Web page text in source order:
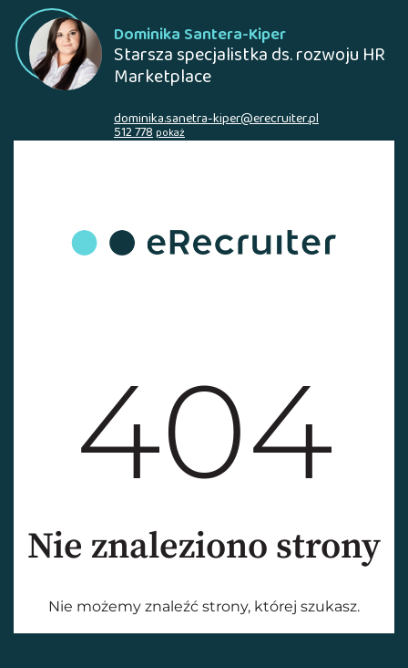
Dominika Santera-Kiper
Starsza specjalistka ds. rozwoju HR
Marketplace
dominika.sanetra-kiper@erecruiter.pl
512 778pokaż